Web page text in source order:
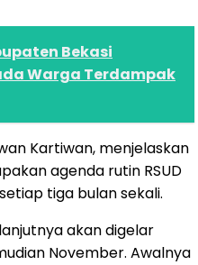
Bekasi
Warga Terdampak
Kartiwan, menjelaskan
agenda rutin RSUD
tiga bulan sekali.
akan digelar
November. Awalnya